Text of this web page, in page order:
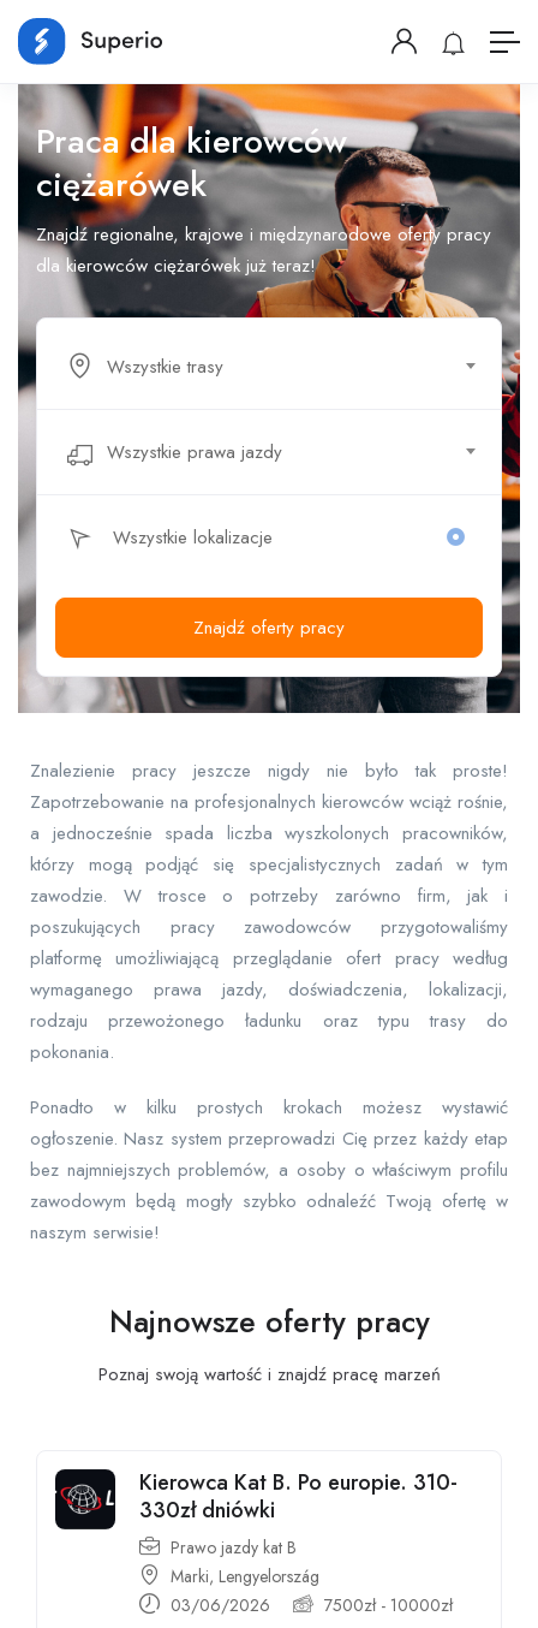
Praca dla kierowców
ciężarówek
Znajdź regionalne, krajowe i międzynarodowe oferty pracy
dla kierowców ciężarówek już teraz!
Wszystkie trasy
Wszystkie prawa jazdy
Znajdź oferty pracy
Znalezienie pracy jeszcze nigdy nie było tak proste!
Zapotrzebowanie na profesjonalnych kierowców wciąż rośnie,
a jednocześnie spada liczba wyszkolonych pracowników,
którzy mogą podjąć się specjalistycznych zadań w tym
zawodzie. W trosce o potrzeby zarówno firm, jak i
poszukujących pracy zawodowców przygotowaliśmy
platformę umożliwiającą przeglądanie ofert pracy według
wymaganego prawa jazdy, doświadczenia, lokalizacji,
rodzaju przewożonego ładunku oraz typu trasy do
pokonania.
Ponadto w kilku prostych krokach możesz wystawić
ogłoszenie. Nasz system przeprowadzi Cię przez każdy etap
bez najmniejszych problemów, a osoby o właściwym profilu
zawodowym będą mogły szybko odnaleźć Twoją ofertę w
naszym serwisie!
Najnowsze oferty pracy
Poznaj swoją wartość i znajdź pracę marzeń
Kierowca Kat B. Po europie. 310-
330zł dniówki
Prawo jazdy kat B
Marki, Lengyelország
03/06/2026
7500zł- 10000zł